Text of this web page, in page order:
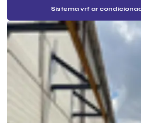
Instalação de frigorífico
Instalação de rede frigorígena
Instalação de vrf
Instalador de câmara fria
Instalar camera frigorifica
Laudo ar condicionado pmoc
Laudo mensal pmoc
Sistema vrf ar